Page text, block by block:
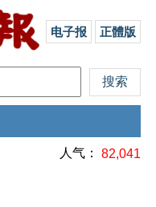
电子报 正體版
人气： 82,041